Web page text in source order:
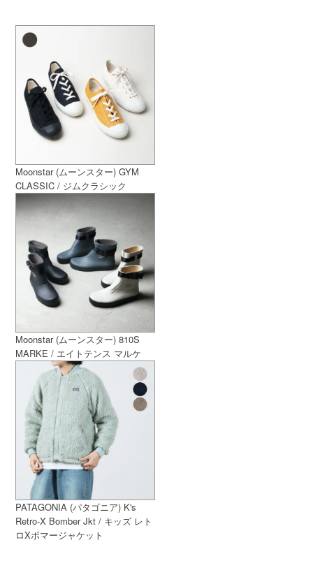
Moonstar (ムーンスター) GYM
CLASSIC / ジムクラシック
Moonstar (ムーンスター) 810S
MARKE / エイトテンス マルケ
PATAGONIA (パタゴニア) K's
Retro-X Bomber Jkt / キッズ レト
ロXボマージャケット